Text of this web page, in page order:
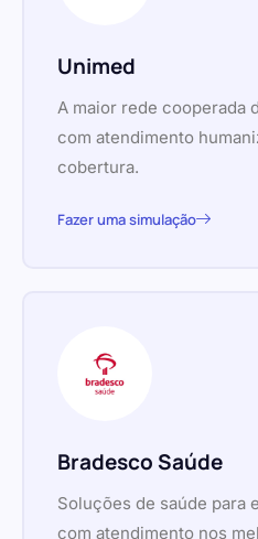
Unimed
A maior rede cooperada
com atendimento
cobertura.
Fazer uma simulação
Bradesco Saúde
Soluções de saúde para
com atendimento nos